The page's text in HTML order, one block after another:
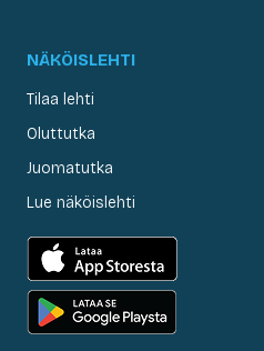
NÄKÖISLEHTI
Tilaa lehti
Oluttutka
Juomatutka
Lue näköislehti